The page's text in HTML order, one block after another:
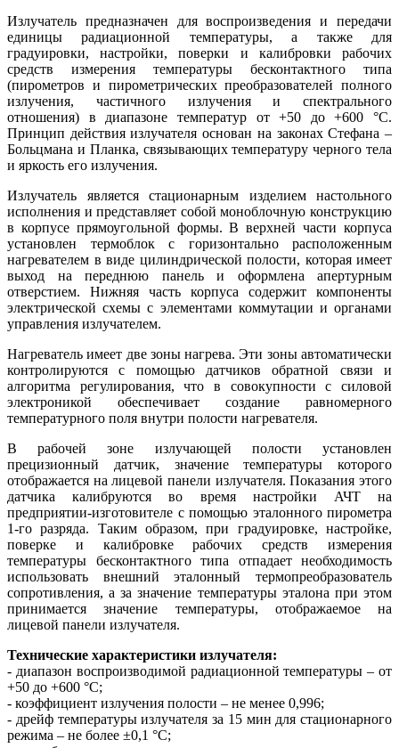
Излучатель предназначен для воспроизведения и передачи
единицы радиационной температуры, а также для
градуировки, настройки, поверки и калибровки рабочих
средств измерения температуры бесконтактного ти­па
(пирометров и пирометрических преобразователей полного
излучения, частичного излучения и спектрального
отношения) в диапазоне температур от +50 до +600 °C.
Принцип действия излучателя основан на законах Стефана –
Больцмана и Планка, связывающих температуру черного тела
и яркость его излучения.
Излучатель является стационарным изделием настольного
исполнения и представляет собой моноблочную конструкцию
в корпусе прямоугольной формы. В верхней части корпуса
установлен термоблок с горизонтально расположенным
нагревателем в ви­де цилиндрической полости, которая имеет
выход на переднюю панель и оформлена апертурным
отверстием. Нижняя часть корпуса содержит компоненты
электрической схемы с элементами коммутации и органами
управления излучателем.
Нагреватель имеет две зо­ны нагрева. Эти зо­ны автоматически
контролируются с помощью датчиков обратной связи и
алгоритма регулирования, что в совокупности с силовой
электроникой обеспечивает создание равномерного
температурного по­ля внутри полости нагревателя.
В рабочей зо­не излучающей полости установлен
прецизионный датчик, значение температуры которого
отображается на лицевой панели излучателя. Показания этого
датчика калибруются во время настройки АЧТ на
предприятии-изготовителе с помощью эталонного пирометра
1‑го разряда. Таким образом, при градуировке, настройке,
поверке и калибровке рабочих средств измерения
температуры бесконтактного ти­па отпадает необходимость
использовать внешний эталонный термопреобразователь
сопротивления, а за значение температуры эталона при этом
принимается значение температуры, отображаемое на
лицевой панели излучателя.
Технические характеристики излучателя:
- диапазон воспроизводимой радиационной температуры – от
+50 до +600 °C;
- коэффициент излучения полости – не менее 0,996;
- дрейф температуры излучателя за 15 мин для стационарного
режима – не более ±0,1 °C;